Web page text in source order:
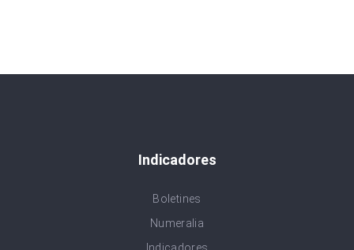
Indicadores
Boletines
Numeralia